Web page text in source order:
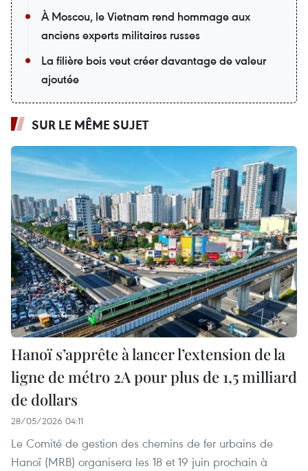
À Moscou, le Vietnam rend hommage aux
anciens experts militaires russes
La filière bois veut créer davantage de valeur
ajoutée
SUR LE MÊME SUJET
Hanoï s’apprête à lancer l’extension de la
ligne de métro 2A pour plus de 1,5 milliard
de dollars
28/05/2026 04:11
Le Comité de gestion des chemins de fer urbains de
Hanoï (MRB) organisera les 18 et 19 juin prochain à